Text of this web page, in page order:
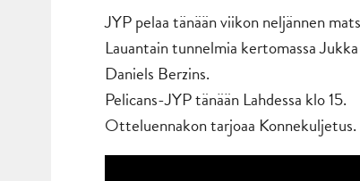
JYP pelaa tänään viikon neljännen
Lauantain tunnelmia kertomassa
Daniels Berzins.
Pelicans-JYP tänään Lahdessa klo 15.
Otteluennakon tarjoaa Konnekuljetus.